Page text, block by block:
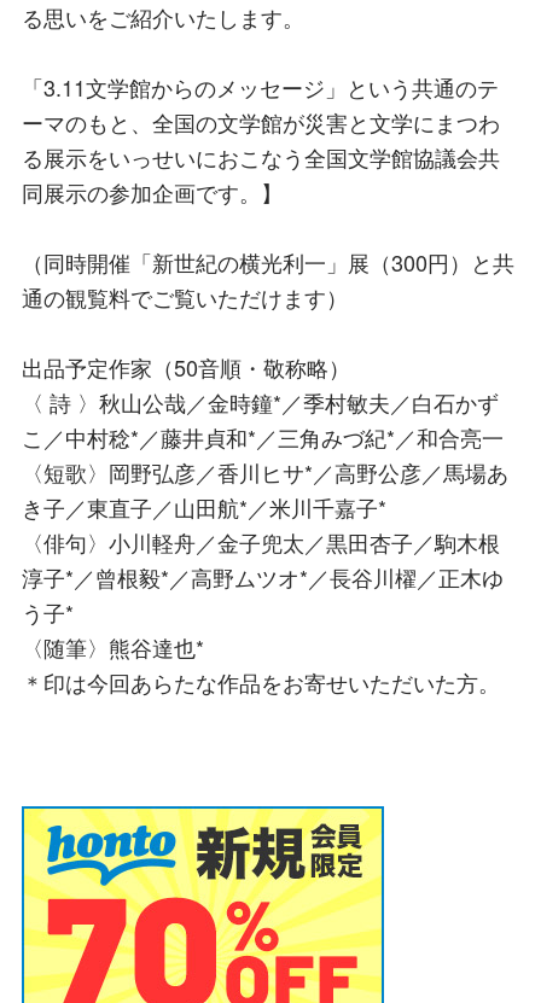
る思いをご紹介いたします。
「3.11文学館からのメッセージ」という共通のテ
ーマのもと、全国の文学館が災害と文学にまつわ
る展示をいっせいにおこなう全国文学館協議会共
同展示の参加企画です。】
（同時開催「新世紀の横光利一」展（300円）と共
通の観覧料でご覧いただけます）
出品予定作家（50音順・敬称略）
〈 詩 〉秋山公哉／金時鐘*／季村敏夫／白石かず
こ／中村稔*／藤井貞和*／三角みづ紀*／和合亮一
〈短歌〉岡野弘彦／香川ヒサ*／高野公彦／馬場あ
き子／東直子／山田航*／米川千嘉子*
〈俳句〉小川軽舟／金子兜太／黒田杏子／駒木根
淳子*／曾根毅*／高野ムツオ*／長谷川櫂／正木ゆ
う子*
〈随筆〉熊谷達也*
＊印は今回あらたな作品をお寄せいただいた方。